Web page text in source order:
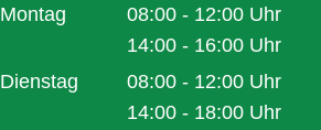
Montag 08:00 - 12:00 Uhr
Von 08:00 bis 12:00
14:00 - 16:00 Uhr
Von 14:00 bis 16:00
Dienstag 08:00 - 12:00 Uhr
Von 08:00 bis 12:00
14:00 - 18:00 Uhr